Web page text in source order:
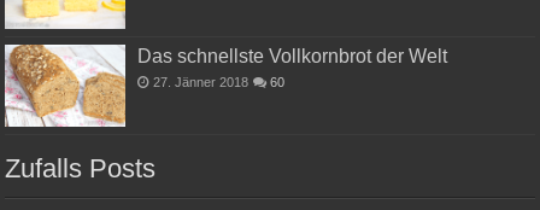
Das schnellste Vollkornbrot der Welt
27. Jänner 2018 60
Zufalls Posts